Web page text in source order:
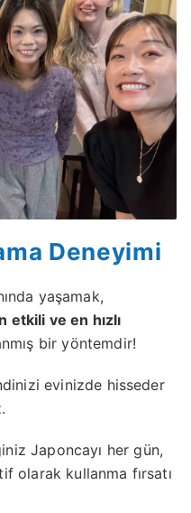
Deneyimi
yaşamak,
etkili ve en hızlı
bir yöntemdir!
evinizde hisseder
Japoncayı her gün,
olarak kullanma fırsatı